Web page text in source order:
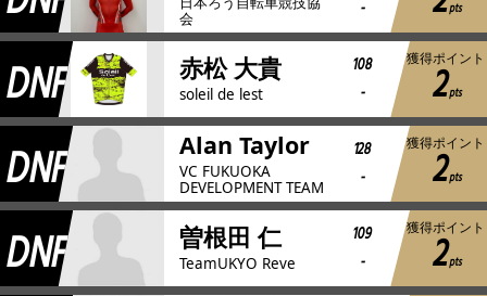
会
- pts
DNF 赤松 大貴
soleil de lest
108
-
獲得ポイント
2pts
DNF Alan Taylor
VC FUKUOKA
DEVELOPMENT TEAM
128
-
獲得ポイント
2pts
DNF 曽根田 仁
TeamUKYO Reve
109
-
獲得ポイント
2pts